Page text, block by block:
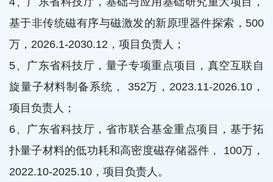
基于非传统磁有序与磁激发的新原理器件探索，500
万，2026.1-2030.12，项目负责人；
5、广东省科技厅，量子专项重点项目，真空互联自
旋量子材料制备系统， 352万，2023.11-2026.10，
项目负责人；
6、广东省科技厅，省市联合基金重点项目，基于拓
扑量子材料的低功耗和高密度磁存储器件， 100万，
2022.10-2025.10，项目负责人。